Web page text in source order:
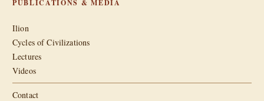
PUBLICATIONS & MEDIA
Ilion
Cycles of Civilizations
Lectures
Videos
Contact